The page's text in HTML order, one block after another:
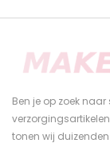
Ben je op zoek
tonen wij